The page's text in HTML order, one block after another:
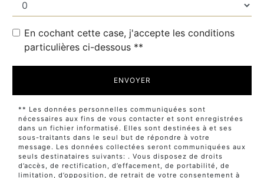
En cochant cette case, j'accepte les conditions
particulières ci-dessous **
ENVOYER
** Les données personnelles communiquées sont
nécessaires aux fins de vous contacter et sont enregistrées
dans un fichier informatisé. Elles sont destinées à et ses
sous-traitants dans le seul but de répondre à votre
message. Les données collectées seront communiquées aux
seuls destinataires suivants: . Vous disposez de droits
d’accès, de rectification, d’effacement, de portabilité, de
limitation, d’opposition, de retrait de votre consentement à